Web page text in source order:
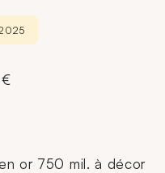
or 750 mil. à décor